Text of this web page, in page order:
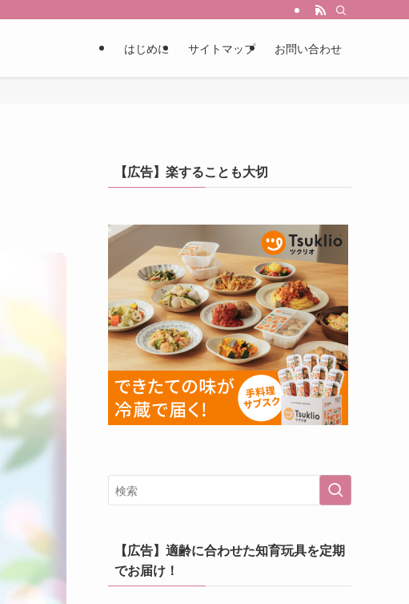
はじめに サイトマップ お問い合わせ
【広告】楽することも大切
【広告】適齢に合わせた知育玩具を定期
でお届け！